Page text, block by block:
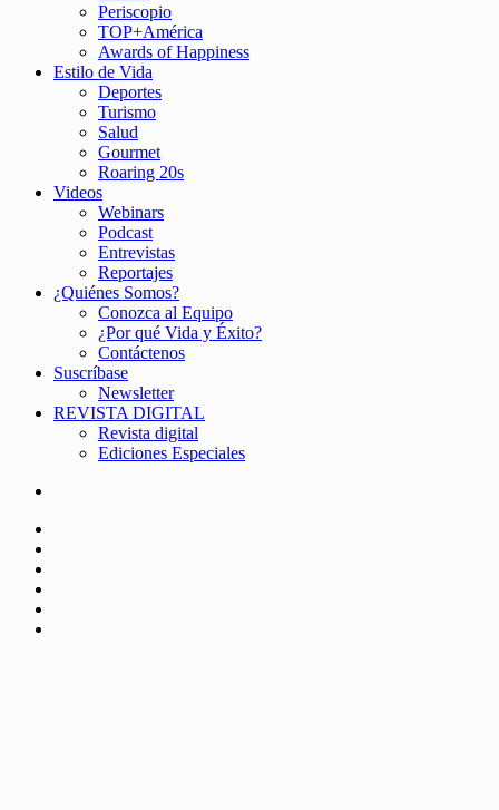
Periscopio
TOP+América
Awards of Happiness
Estilo de Vida
Deportes
Turismo
Salud
Gourmet
Roaring 20s
Videos
Webinars
Podcast
Entrevistas
Reportajes
¿Quiénes Somos?
Conozca al Equipo
¿Por qué Vida y Éxito?
Contáctenos
Suscríbase
Newsletter
REVISTA DIGITAL
Revista digital
Ediciones Especiales